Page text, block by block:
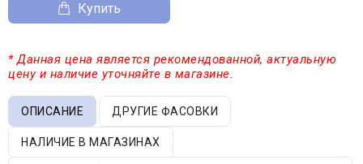
Купить
* Данная цена является рекомендованной, актуальную
цену и наличие уточняйте в магазине.
ОПИСАНИЕ ДРУГИЕ ФАСОВКИ
НАЛИЧИЕ В МАГАЗИНАХ